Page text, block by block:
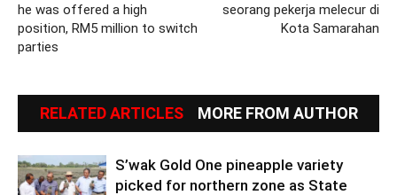
he was offered a high
position, RM5 million to switch
parties
seorang pekerja melecur di
Kota Samarahan
RELATED ARTICLES MORE FROM AUTHOR
S’wak Gold One pineapple variety
picked for northern zone as State